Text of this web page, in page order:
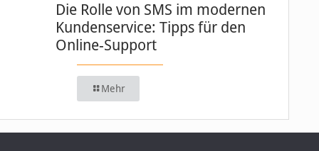
Die Rolle von SMS im modernen
Kundenservice: Tipps für den
Online-Support
Mehr